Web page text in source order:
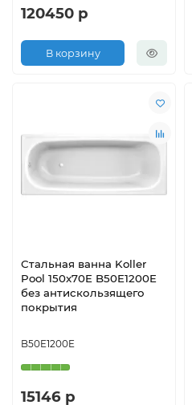
120450 р
В корзину
Стальная ванна Koller
Pool 150x70E B50E1200E
без антискользящего
покрытия
B50E1200E
15146 р